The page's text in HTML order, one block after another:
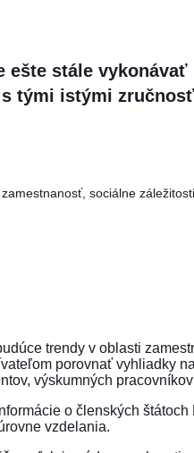
ešte stále
tými istými
sociálne
trendy v oblasti
porovnať vyhliadky
výskumných
o členských
vzdelania.